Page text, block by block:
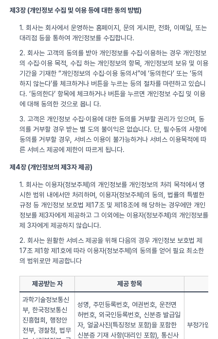
제3장 (개인정보 수집 및 이용 등에 대한 동의 방법)
1. 회사는 회사에서 운영하는 홈페이지, 문의 게시판, 전화, 이메일, 또는
대리점 등을 통하여 개인정보를 수집합니다.
2. 회사는 고객의 동의를 받아 개인정보를 수집·이용하는 경우 개인정보
의 수집·이용 목적, 수집 하는 개인정보의 항목, 개인정보의 보유 및 이용
기간을 기재한 “개인정보의 수집·이용 동의서”에 ‘동의한다’ 또는 ‘동의
하지 않는다’를 체크하거나 버튼을 누르는 등의 절차를 마련하고 있습니
다. ‘동의한다’ 항목에 체크하거나 버튼을 누르면 개인정보 수집 및 이용
에 대해 동의한 것으로 봅니 다.
3. 고객은 개인정보 수집·이용에 대한 동의를 거부할 권리가 있으며, 동
의를 거부할 경우 받는 별 도의 불이익은 없습니다. 단, 필수동의 사항에
동의를 거부할 경우, 서비스 이용이 불가능하거나 서비스 이용목적에 따
른 서비스 제공에 제한이 따르게 됩니다.
제4장 (개인정보의 제3자 제공)
1. 회사는 이용자(정보주체)의 개인정보를 개인정보의 처리 목적에서 명
시한 범위 내에서만 처리하며, 이용자(정보주체)의 동의, 법률의 특별한
규정 등 개인정보 보호법 제17조 및 제18조에 해 당하는 경우에만 개인
정보를 제3자에게 제공하고 그 이외에는 이용자(정보주체)의 개인정보를
제 3자에게 제공하지 않습니다.
2. 회사는 원활한 서비스 제공을 위해 다음의 경우 개인정보 보호법 제
17조 제1항 제1호에 따라 이용자(정보주체)의 동의를 얻어 필요 최소한
의 범위로만 제공합니다
제공받는 자 제공 항목
과학기술정보통신
부, 한국정보통신
진흥협회, 행정안
전부, 경찰청, 법무
성명, 주민등록번호, 여권번호, 운전면
허번호, 외국인등록번호, 신분증 발급일
자, 얼굴사진(특징정보 포함)을 포함한
신분증 기재 사항(대리인 포함), 통신사
부정가입